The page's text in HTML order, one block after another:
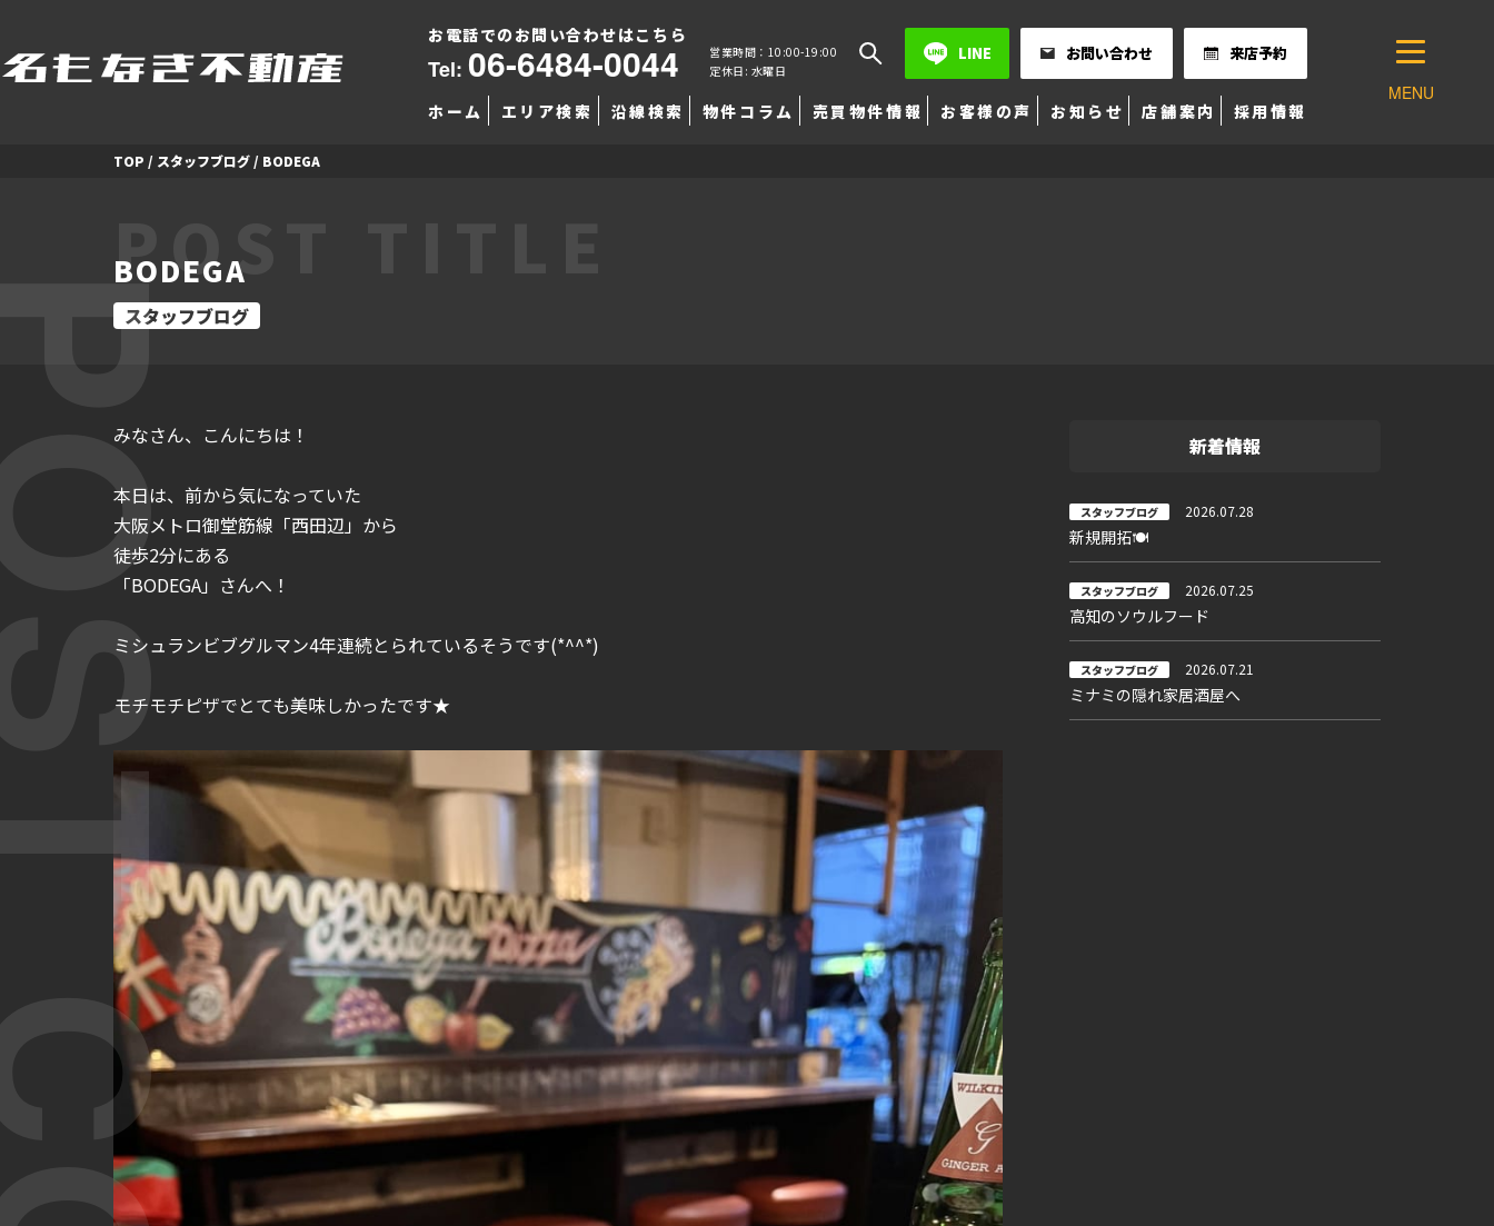
お電話でのお問い合わせはこちら
Tel: 06-6484-0044
営業時間：10:00-19:00
定休日: 水曜日
LINE お問い合わせ 来店予約
ホーム エリア検索 沿線検索 物件コラム 売買物件情報 お客様の声 お知らせ 店舗案内 採用情報
MENU
TOP / スタッフブログ / BODEGA
POST TITLE
BODEGA
スタッフブログ
みなさん、こんにちは！
本日は、前から気になっていた
大阪メトロ御堂筋線「西田辺」から
徒歩2分にある
「BODEGA」さんへ！
ミシュランビブグルマン4年連続とられているそうです(*^^*)
モチモチピザでとても美味しかったです★
新着情報
スタッフブログ 2026.07.28
新規開拓🍽
スタッフブログ 2026.07.25
高知のソウルフード
スタッフブログ 2026.07.21
ミナミの隠れ家居酒屋へ